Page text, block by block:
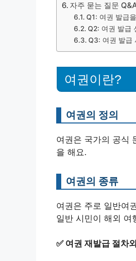
자주 묻는 질문
Q1: 여권 발급
Q2: 여권 발급
Q3: 여권 발급
여권이란?
여권의 정의
여권은 국가의 공식
을 해요.
여권의 종류
여권은 주로 일반여
일반 시민이 해외 여
✅ 여권 재발급 절차